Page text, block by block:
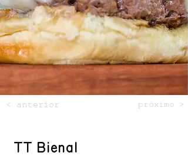
< anterior próximo >
TT Bienal